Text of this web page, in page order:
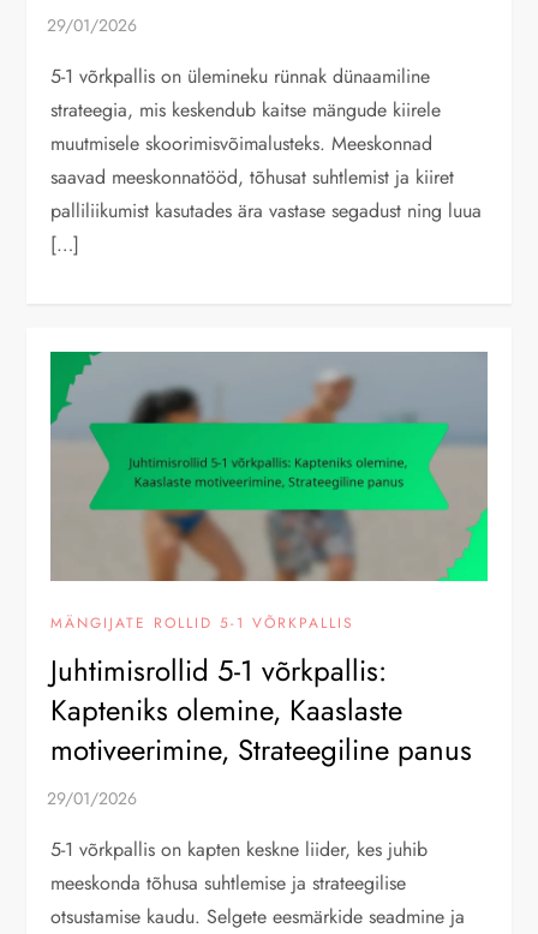
5-1 võrkpallis on ülemineku rünnak dünaamiline
strateegia, mis keskendub kaitse mängude kiirele
muutmisele skoorimisvõimalusteks. Meeskonnad
saavad meeskonnatööd, tõhusat suhtlemist ja kiiret
palliliikumist kasutades ära vastase segadust ning luua
[…]
MÄNGIJATE ROLLID 5-1 VÕRKPALLIS
Juhtimisrollid 5-1 võrkpallis:
Kapteniks olemine, Kaaslaste
motiveerimine, Strateegiline panus
5-1 võrkpallis on kapten keskne liider, kes juhib
meeskonda tõhusa suhtlemise ja strateegilise
otsustamise kaudu. Selgete eesmärkide seadmine ja